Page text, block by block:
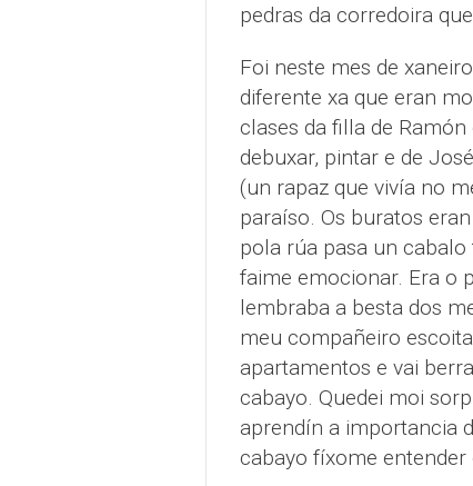
pedras da corredoira
Foi neste mes de
diferente xa que eran
clases da filla de
debuxar, pintar e de
(un rapaz que vivía no
paraíso. Os buratos
pola rúa pasa un
faime emocionar. Era o
lembraba a besta dos
meu compañeiro
apartamentos e vai
cabayo. Quedei moi
aprendín a importancia
cabayo fíxome